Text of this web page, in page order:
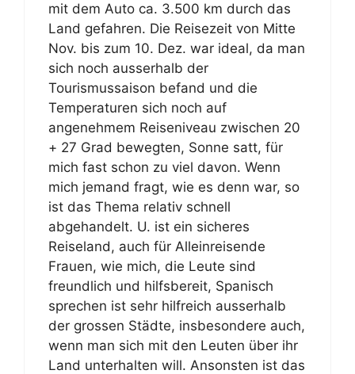
mit dem Auto ca. 3.500 km durch das
Land gefahren. Die Reisezeit von Mitte
Nov. bis zum 10. Dez. war ideal, da man
sich noch ausserhalb der
Tourismussaison befand und die
Temperaturen sich noch auf
angenehmem Reiseniveau zwischen 20
+ 27 Grad bewegten, Sonne satt, für
mich fast schon zu viel davon. Wenn
mich jemand fragt, wie es denn war, so
ist das Thema relativ schnell
abgehandelt. U. ist ein sicheres
Reiseland, auch für Alleinreisende
Frauen, wie mich, die Leute sind
freundlich und hilfsbereit, Spanisch
sprechen ist sehr hilfreich ausserhalb
der grossen Städte, insbesondere auch,
wenn man sich mit den Leuten über ihr
Land unterhalten will. Ansonsten ist das